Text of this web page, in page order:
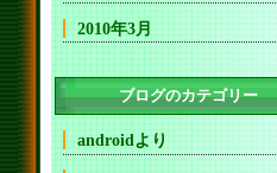
2010年3月
ブログのカテゴリー
androidより